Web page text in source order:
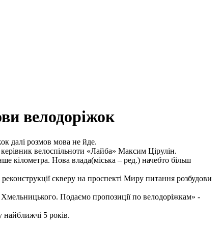
велодоріжок
далі розмов мова не йде.
велоспільноти «Лайба» Максим Цірулін.
кілометра. Нова влада(міська – ред.) начебто більш
скверу на проспекті Миру питання розбудови
Подаємо пропозиції по велодоріжкам» -
найближчі 5 років.